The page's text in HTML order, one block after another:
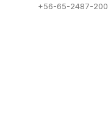
+56-65-2487-200